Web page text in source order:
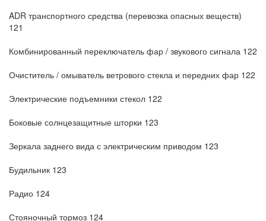
ADR транспортного средства (перевозка опасных веществ)
121
Комбинированный переключатель фар / звукового сигнала 122
Очиститель / омыватель ветрового стекла и передних фар 122
Электрические подъемники стекол 122
Боковые солнцезащитные шторки 123
Зеркала заднего вида с электрическим приводом 123
Будильник 123
Радио 124
Стояночный тормоз 124